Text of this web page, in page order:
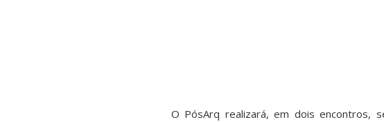
O PósArq realizará, em dois encontros,